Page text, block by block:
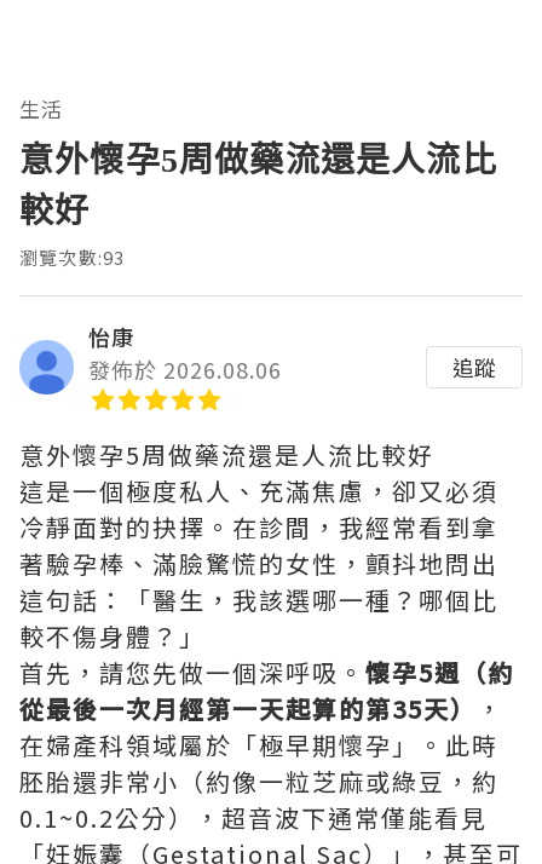
生活
意外懷孕5周做藥流還是人流比
較好
瀏覽次數:93
怡康
發佈於 2026.08.06
追蹤
意外懷孕5周做藥流還是人流比較好
這是一個極度私人、充滿焦慮，卻又必須
冷靜面對的抉擇。在診間，我經常看到拿
著驗孕棒、滿臉驚慌的女性，顫抖地問出
這句話：「醫生，我該選哪一種？哪個比
較不傷身體？」
首先，請您先做一個深呼吸。 懷孕5週（約
從最後一次月經第一天起算的第35天）
，
在婦產科領域屬於「極早期懷孕」。此時
胚胎還非常小（約像一粒芝麻或綠豆，約
0.1~0.2公分），超音波下通常僅能看見
「妊娠囊（Gestational Sac）」，甚至可